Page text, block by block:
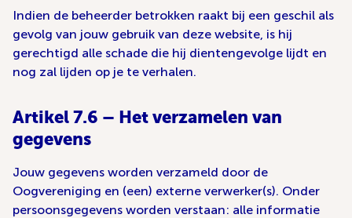
Indien de beheerder betrokken raakt bij een geschil als
gevolg van jouw gebruik van deze website, is hij
gerechtigd alle schade die hij dientengevolge lijdt en
nog zal lijden op je te verhalen.
Artikel 7.6 – Het verzamelen van
gegevens
Jouw gegevens worden verzameld door de
Oogvereniging en (een) externe verwerker(s). Onder
persoonsgegevens worden verstaan: alle informatie